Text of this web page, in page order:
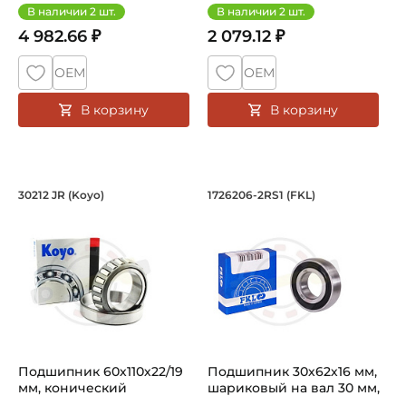
В наличии 2 шт.
4 982.66 ₽
ОЕМ
В корзину
В наличии 2 шт.
2 079.12 ₽
ОЕМ
В корзину
Подшипник 60х110х22/19 мм,
30212 JR (Koyo)
Подшипник 60х110х22/19
мм, конический
Подшипник
1726206-2RS1 (FKL)
Подшипник 30х62х16 мм,
шариковый на вал 30 мм,